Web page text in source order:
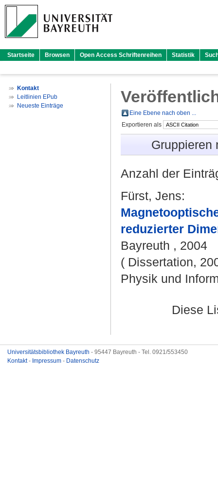
Startseite Browsen Open Access Schriftenreihen Statistik
Kontakt
Leitlinien EPub
Neueste Einträge
Eine Ebene nach oben ...
Exportieren als
Anzahl der
Fürst, Jens:
reduzierter
Bayreuth , 2004
( Dissertation,
Physik und
Diese
Universitätsbibliothek Bayreuth - 95447 Bayreuth - Tel. 0921/553450
Kontakt- Impressum - Datenschutz